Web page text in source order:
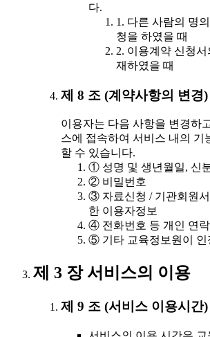
다.
1. 다른 사람의 명
청을 하였을 때
2. 이용계약 신청서
재하였을 때
제 8 조 (계약사항의 변경)
이용자는 다음 사항을 변경하
스에 접속하여 서비스 내의 기
할 수 있습니다.
① 성명 및 생년월일, 신
② 비밀번호
③ 자료신청 / 기관회원
한 이용자정보
④ 전화번호 등 개인 연락
⑤ 기타 교육정보원이 인
제 3 장 서비스의 이용
제 9 조 (서비스 이용시간)